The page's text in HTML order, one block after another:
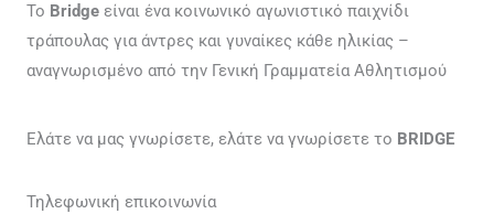
Το Bridge είναι ένα κοινωνικό αγωνιστικό παιχνίδι
τράπουλας για άντρες και γυναίκες κάθε ηλικίας –
αναγνωρισμένο από την Γενική Γραμματεία Αθλητισμού
Ελάτε να μας γνωρίσετε, ελάτε να γνωρίσετε το BRIDGE
Τηλεφωνική επικοινωνία